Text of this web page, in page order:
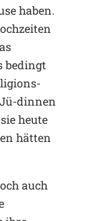
haben.
bedingt
dinnen
heute
hätten
auch